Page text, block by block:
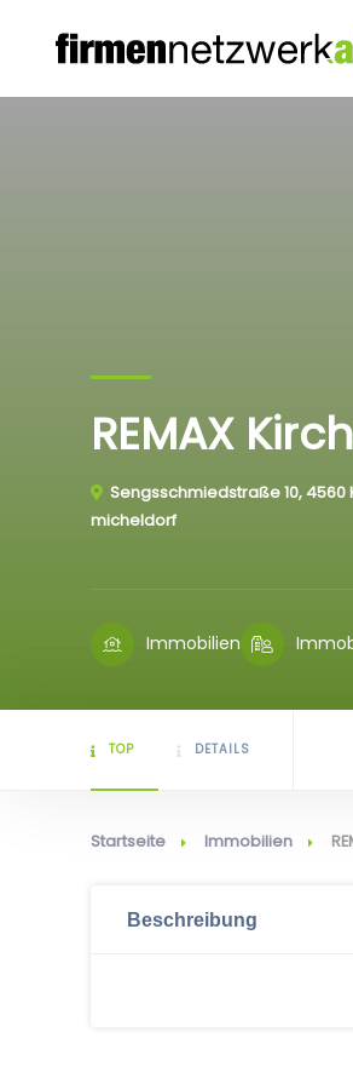
REMAX
Sengsschmiedstraße 10,
micheldorf
Immobilien
TOP DETAILS
Startseite Immobilien
Beschreibung